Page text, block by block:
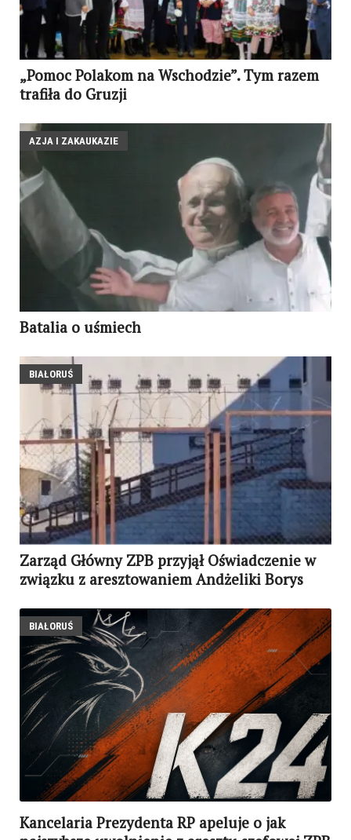
„Pomoc Polakom na Wschodzie”. Tym razem
trafiła do Gruzji
AZJA I ZAKAUKAZIE
Batalia o uśmiech
BIAŁORUŚ
Zarząd Główny ZPB przyjął Oświadczenie w
związku z aresztowaniem Andżeliki Borys
BIAŁORUŚ
Kancelaria Prezydenta RP apeluje o jak